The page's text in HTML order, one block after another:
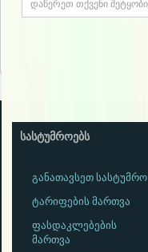
ᲡᲐᲡᲢᲣᲛᲠᲝᲔᲑᲡ
განათავსეთ სასტუმრო
ტარიფების მართვა
ფასდაკლებების
მართვა